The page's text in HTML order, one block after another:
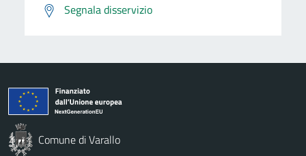
Segnala disservizio
Comune di Varallo